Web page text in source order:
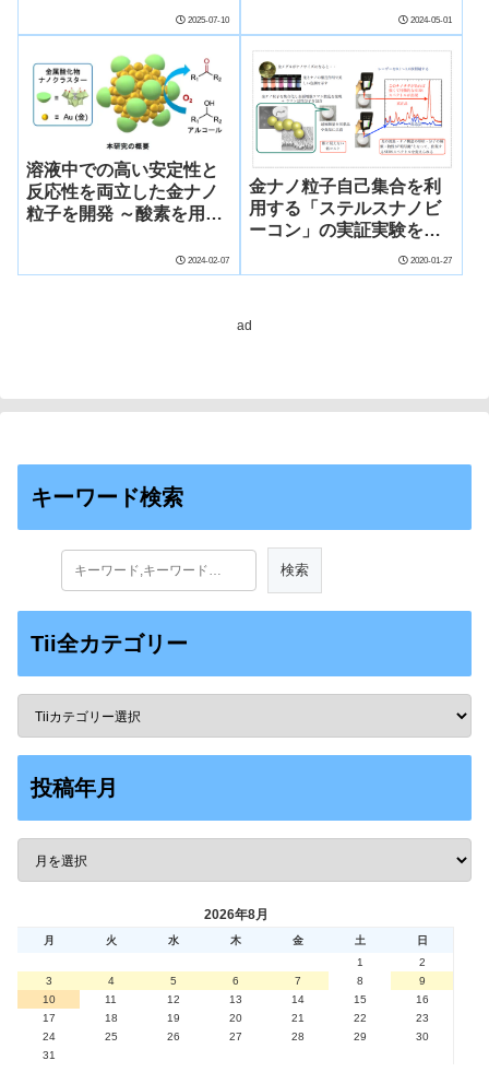
2025-07-10
Distribution Induces
Detwinning in Penta-
Twinned Nanoparticles)
2024-05-01
溶液中での高い安定性と
反応性を両立した金ナノ
粒子を開発 ～酸素を用い
2024-02-07
金ナノ粒子自己集合を利
用する「ステルスナノビ
ーコン」の実証実験を開
2020-01-27
ad
キーワード検索
Tii全カテゴリー
投稿年月
2026年8月
月 火 水 木 金 土
日
1
2
3
4 5 6 7 8
9
10
11 12 13 14 15
16
17
18 19 20 21 22
23
24
25 26 27 28 29
30
31